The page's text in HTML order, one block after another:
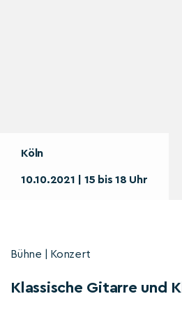
Köln
10.10.2021 | 15 bis 18 Uhr
Bühne | Konzert
Klassische Gitarre und